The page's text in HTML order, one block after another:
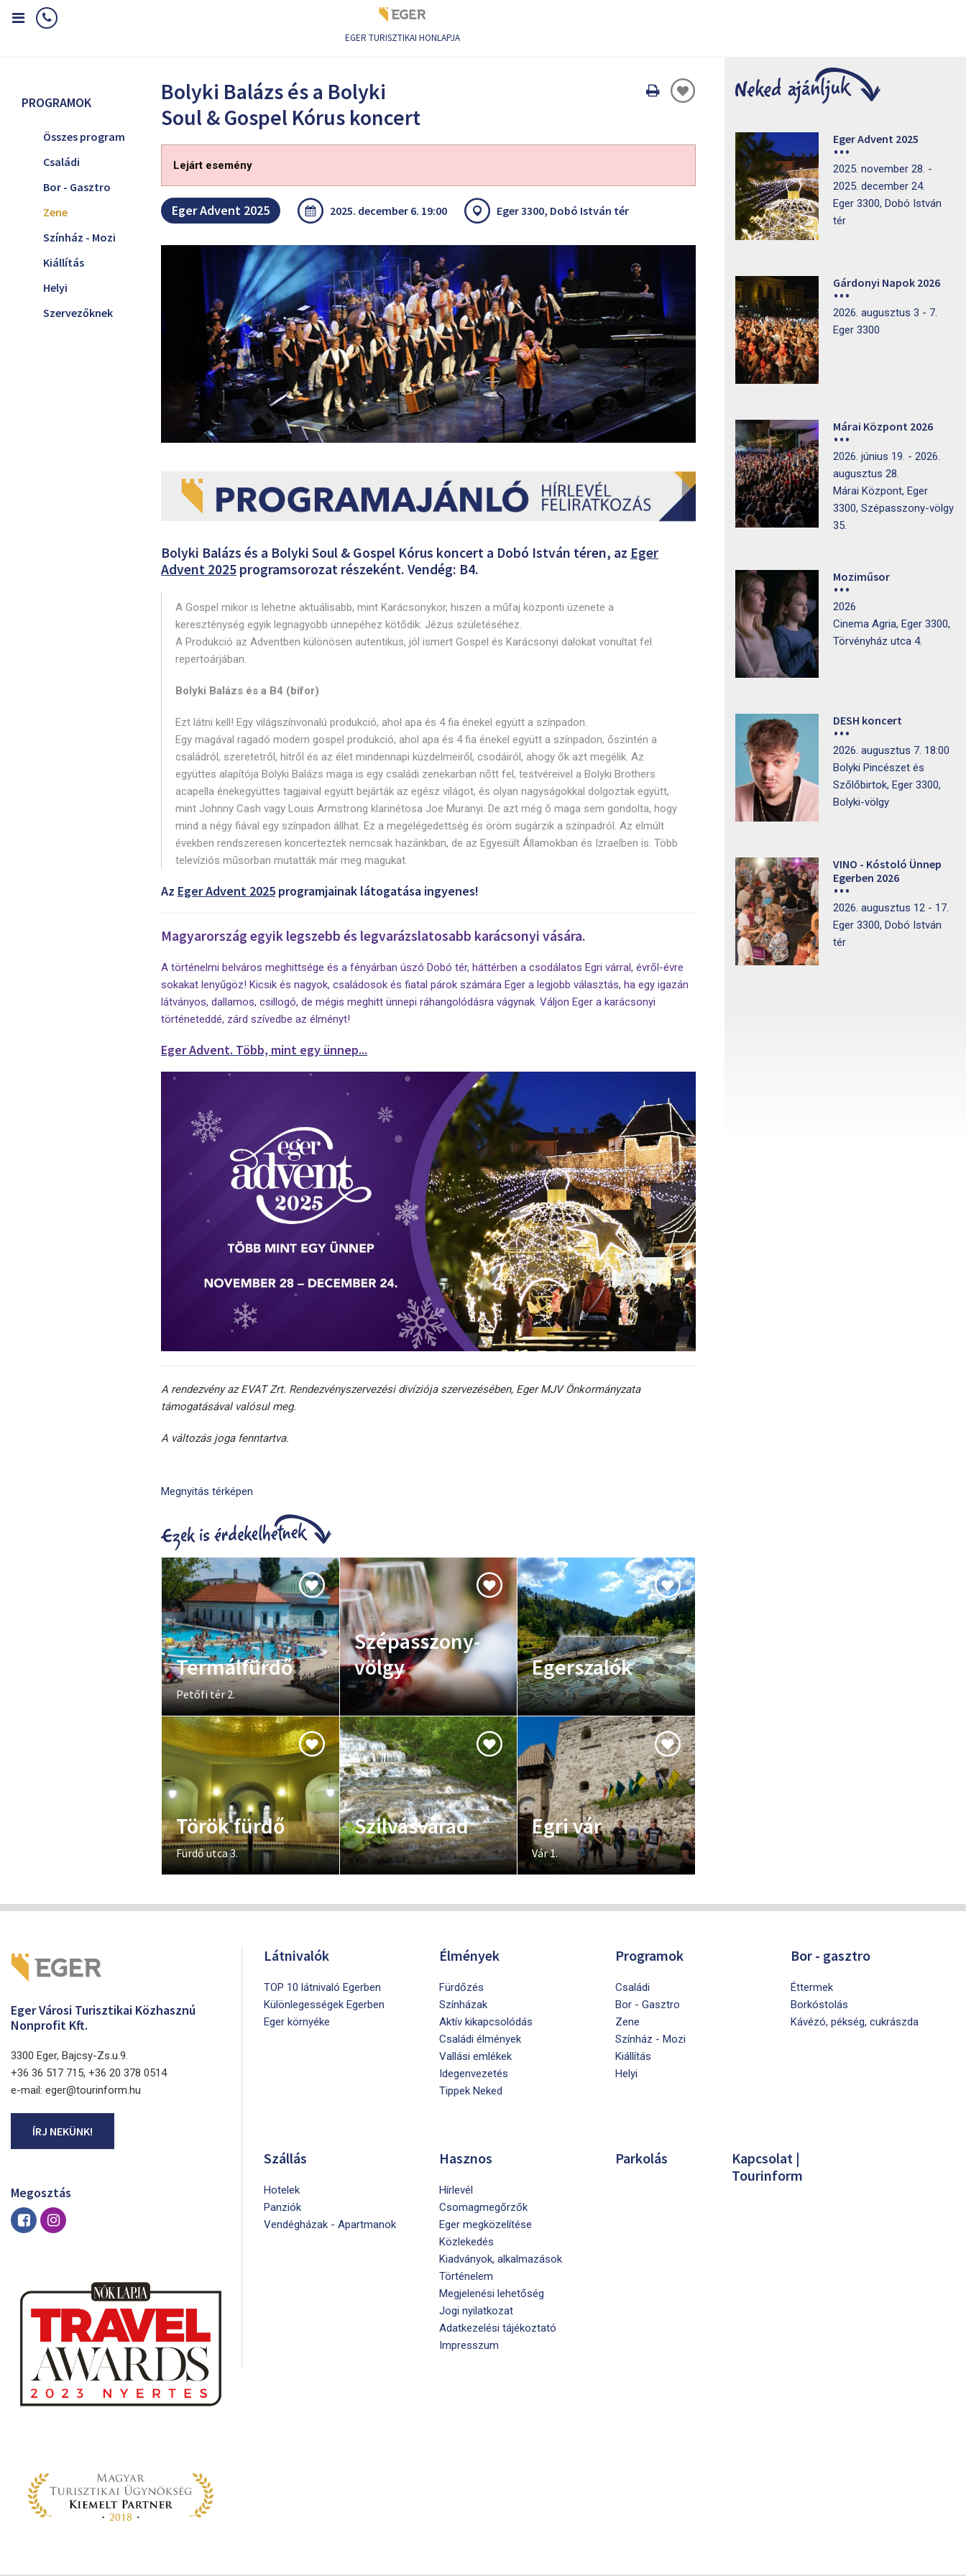
EGER TURISZTIKAI HONLAPJA
PROGRAMOK
Összes program
Családi
Bor - Gasztro
Zene
Színház - Mozi
Kiállítás
Helyi
Szervezőknek
Bolyki Balázs és a Bolyki
Soul & Gospel Kórus koncert
Oldal
Lejárt esemény
Eger Advent 2025 2025. december 6. 19:00 Eger 3300, Dobó István tér
Bolyki Balázs és a Bolyki Soul & Gospel Kórus koncert a Dobó István téren, az Eger
Advent 2025 programsorozat részeként. Vendég: B4.
A Gospel mikor is lehetne aktuálisabb, mint Karácsonykor, hiszen a műfaj központi üzenete a
kereszténység egyik legnagyobb ünnepéhez kötődik: Jézus születéséhez.
A Produkció az Adventben különösen autentikus, jól ismert Gospel és Karácsonyi dalokat vonultat fel
repertoárjában.
Bolyki Balázs és a B4 (bífor)
Ezt látni kell! Egy világszínvonalú produkció, ahol apa és 4 fia énekel együtt a színpadon.
Egy magával ragadó modern gospel produkció, ahol apa és 4 fia énekel együtt a színpadon, őszintén a
családról, szeretetről, hitről és az élet mindennapi küzdelmeiről, csodáiról, ahogy ők azt megélik. Az
együttes alapítója Bolyki Balázs maga is egy családi zenekarban nőtt fel, testvéreivel a Bolyki Brothers
acapella énekegyüttes tagjaival együtt bejárták az egész világot, és olyan nagyságokkal dolgoztak együtt,
mint Johnny Cash vagy Louis Armstrong klarinétosa Joe Muranyi. De azt még ő maga sem gondolta, hogy
mind a négy fiával egy színpadon állhat. Ez a megelégedettség és öröm sugárzik a színpadról. Az elmúlt
években rendszeresen koncerteztek nemcsak hazánkban, de az Egyesült Államokban és Izraelben is. Több
televíziós műsorban mutatták már meg magukat.
Az Eger Advent 2025 programjainak látogatása ingyenes!
Magyarország egyik legszebb és legvarázslatosabb karácsonyi vására.
A történelmi belváros meghittsége és a fényárban úszó Dobó tér, háttérben a csodálatos Egri várral, évről-évre
sokakat lenyűgöz! Kicsik és nagyok, családosok és fiatal párok számára Eger a legjobb választás, ha egy igazán
látványos, dallamos, csillogó, de mégis meghitt ünnepi ráhangolódásra vágynak. Váljon Eger a karácsonyi
történeteddé, zárd szívedbe az élményt!
Eger Advent. Több, mint egy ünnep...
A rendezvény az EVAT Zrt. Rendezvényszervezési divíziója szervezésében, Eger MJV Önkormányzata
támogatásával valósul meg.
A változás joga fenntartva.
Megnyitás térképen
Termálfürdő
Petőfi tér 2.
Szépasszony-
völgy
Egerszalók
Török fürdő
Fürdő utca 3.
Szilvásvárad Egri vár
Vár 1.
Eger Advent 2025
2025. november 28. -
2025. december 24.
Eger 3300, Dobó István
tér
Gárdonyi Napok 2026
2026. augusztus 3 - 7.
Eger 3300
Márai Központ 2026
2026. június 19. - 2026.
augusztus 28.
Márai Központ, Eger
3300, Szépasszony-völgy
35.
Moziműsor
2026
Cinema Agria, Eger 3300,
Törvényház utca 4.
DESH koncert
2026. augusztus 7. 18:00
Bolyki Pincészet és
Szőlőbirtok, Eger 3300,
Bolyki-völgy
VINO - Kóstoló Ünnep
Egerben 2026
2026. augusztus 12 - 17.
Eger 3300, Dobó István
tér
Eger Városi Turisztikai Közhasznú
Nonprofit Kft.
3300 Eger, Bajcsy-Zs.u.9.
+36 36 517 715, +36 20 378 0514
e-mail: eger@tourinform.hu
ÍRJ NEKÜNK!
Megosztás
Látnivalók
TOP 10 látnivaló Egerben
Különlegességek Egerben
Eger környéke
Élmények
Fürdőzés
Színházak
Aktív kikapcsolódás
Családi élmények
Vallási emlékek
Idegenvezetés
Tippek Neked
Programok
Családi
Bor - Gasztro
Zene
Színház - Mozi
Kiállítás
Helyi
Bor - gasztro
Éttermek
Borkóstolás
Kávézó, pékség, cukrászda
Szállás
Hotelek
Panziók
Vendégházak - Apartmanok
Hasznos
Hírlevél
Csomagmegőrzők
Eger megközelítése
Közlekedés
Kiadványok, alkalmazások
Történelem
Megjelenési lehetőség
Jogi nyilatkozat
Adatkezelési tájékoztató
Impresszum
Parkolás
Kapcsolat |
Tourinform